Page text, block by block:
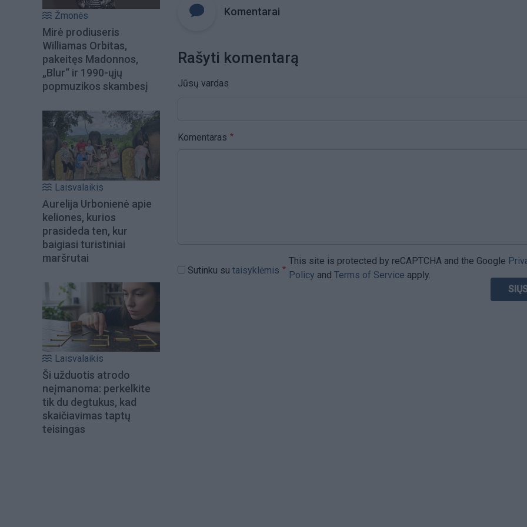
Žmonės
Mirė prodiuseris
Williamas Orbitas,
pakeitęs Madonnos,
„Blur“ ir 1990-ųjų
popmuzikos skambesį
Laisvalaikis
Aurelija Urbonienė apie
keliones, kurios
prasideda ten, kur
baigiasi turistiniai
maršrutai
Laisvalaikis
Ši užduotis atrodo
neįmanoma: perkelkite
tik du degtukus, kad
skaičiavimas taptų
teisingas
Komentarai
Rašyti komentarą
Jūsų vardas
Komentaras
Sutinku su taisyklėmis
This site is protected by reCAPTCHA and the Google
Policy and Terms of Service apply.